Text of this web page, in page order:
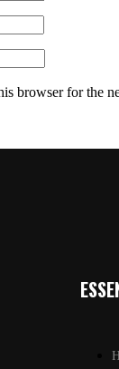
browser for the